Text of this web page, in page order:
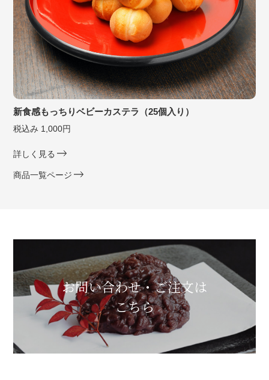
新食感もっちりベビーカステラ（25個入り）
税込み 1,000円
詳しく見る
商品一覧ページ
お問い合わせ・ご注文は
こちら